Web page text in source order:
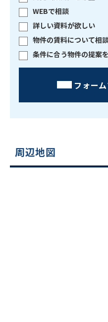
WEBで相談
詳しい資料が欲しい
物件の賃料について相
条件に合う物件の提案
フォー
周辺地図